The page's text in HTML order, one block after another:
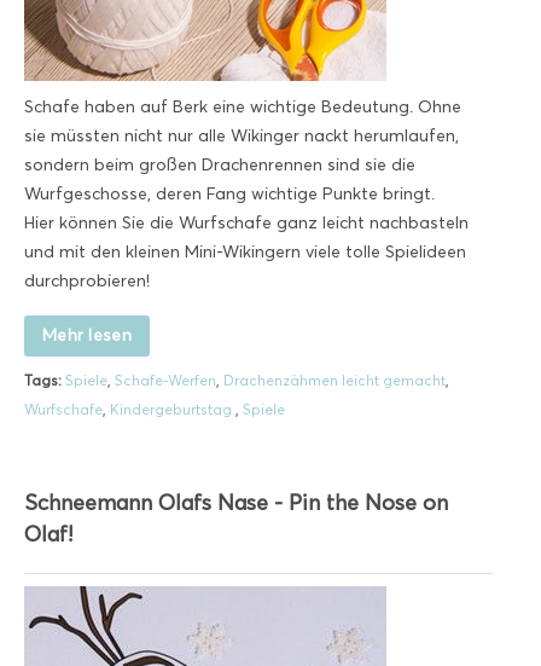
Schafe haben auf Berk eine wichtige Bedeutung. Ohne
sie müssten nicht nur alle Wikinger nackt herumlaufen,
sondern beim großen Drachenrennen sind sie die
Wurfgeschosse, deren Fang wichtige Punkte bringt.
Hier können Sie die Wurfschafe ganz leicht nachbasteln
und mit den kleinen Mini-Wikingern viele tolle Spielideen
durchprobieren!
Mehr lesen
Tags: Spiele Schafe-Werfen Drachenzähmen leicht gemacht
Wurfschafe Kindergeburtstag Spiele
Schneemann Olafs Nase - Pin the Nose on
Olaf!